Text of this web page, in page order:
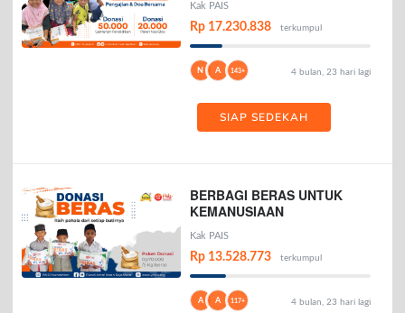
Kak PAIS
Rp 17.230.838 terkumpul
N A 143+ 4 bulan, 23 hari lagi
SIAP SEDEKAH
BERBAGI BERAS UNTUK
KEMANUSIAAN
Kak PAIS
Rp 13.528.773 terkumpul
A A 117+ 4 bulan, 23 hari lagi